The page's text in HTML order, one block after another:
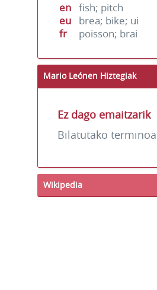
en fish; pitch
eu
brea; bike; ui
fr
poisson; brai
Mario Leónen Hiztegiak
Ez dago emaitzarik
Bilatutako
Wikipedia